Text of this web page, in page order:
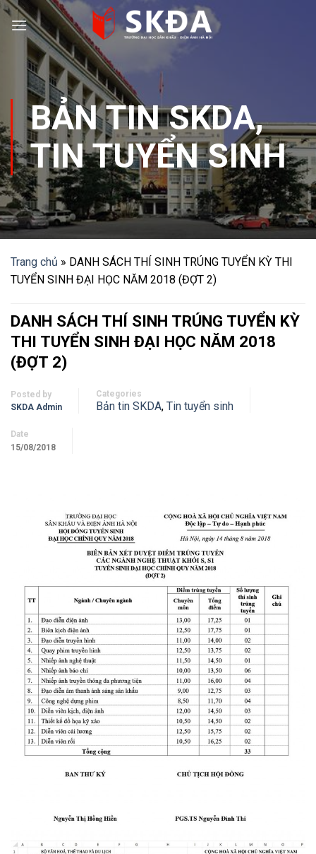
Skip
content
BẢN TIN SKDA,
TIN TUYỂN SINH
Trang chủ » DANH SÁCH THÍ SINH TRÚNG TUYỂN KỲ THI
TUYỂN SINH ĐẠI HỌC NĂM 2018 (ĐỢT 2)
DANH SÁCH THÍ SINH TRÚNG TUYỂN KỲ
THI TUYỂN SINH ĐẠI HỌC NĂM 2018
(ĐỢT 2)
Posted by
SKDA Admin
Categories
Bản tin SKDA, Tin tuyển sinh
Date
15/08/2018